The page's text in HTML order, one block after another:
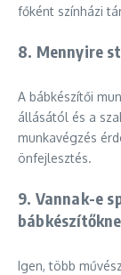
főként színházi
8. Mennyire
A bábkészítői
állásától és a
munkavégzés
önfejlesztés.
9. Vannak-e
Igen, több